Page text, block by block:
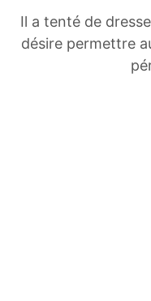
Il a tenté de
désire permettre